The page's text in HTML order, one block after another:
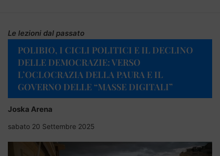
Le lezioni dal passato
POLIBIO, I CICLI POLITICI E IL DECLINO
DELLE DEMOCRAZIE: VERSO
L’OCLOCRAZIA DELLA PAURA E IL
GOVERNO DELLE “MASSE DIGITALI”
Joska Arena
sabato 20 Settembre 2025